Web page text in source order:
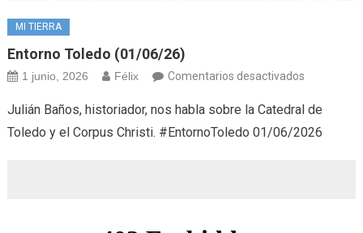
MI TIERRA
Entorno Toledo (01/06/26)
1 junio, 2026 Félix Comentarios desactivadosen
Toledo
(01/06/26)
Julián Baños, historiador, nos habla sobre la Catedral de
Toledo y el Corpus Christi. #EntornoToledo 01/06/2026